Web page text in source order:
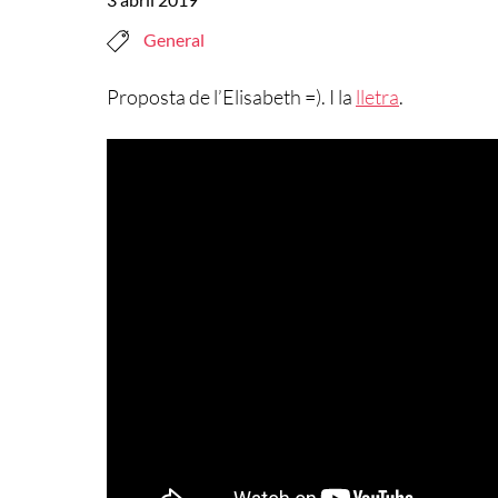
General
Proposta de l’Elisabeth =). I la lletra.